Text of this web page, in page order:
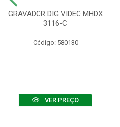
GRAVADOR DIG VIDEO MHDX
3116-C
Código: 580130
VER PREÇO